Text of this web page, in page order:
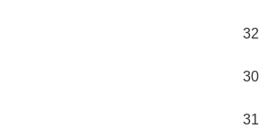
32
30
31